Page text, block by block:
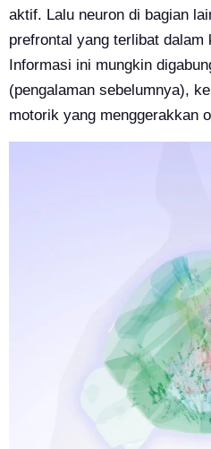
aktif. Lalu neuron di bagian
prefrontal yang terlibat dalam
Informasi ini mungkin
(pengalaman sebelumnya),
motorik yang menggerakkan